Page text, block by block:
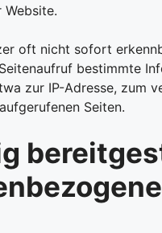
Website.
oft nicht sofort
bestimmte
zur IP-Adresse, zum
Seiten.